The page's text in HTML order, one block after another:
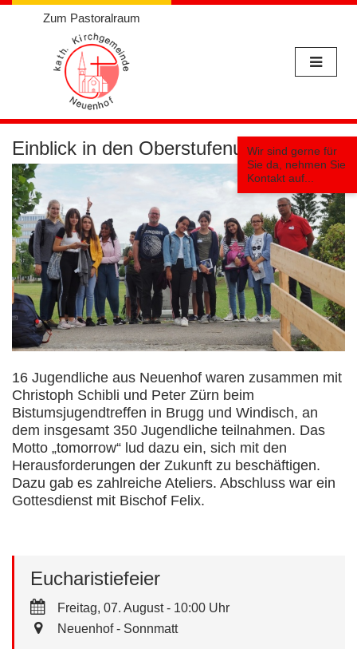
Weiter
zum
Inhalt
Zum Pastoralraum
Wir sind gerne für
Sie da, nehmen Sie
Kontakt auf...
Einblick in den Oberstufenunterricht
16 Jugendliche aus Neuenhof waren zusammen mit
Christoph Schibli und Peter Zürn beim
Bistumsjugendtreffen in Brugg und Windisch, an
dem insgesamt 350 Jugendliche teilnahmen. Das
Motto „tomorrow“ lud dazu ein, sich mit den
Herausforderungen der Zukunft zu beschäftigen.
Dazu gab es zahlreiche Ateliers. Abschluss war ein
Gottesdienst mit Bischof Felix.
Freitag, 07. August - 10:00 Uhr
Neuenhof - Sonnmatt
Eucharistiefeier